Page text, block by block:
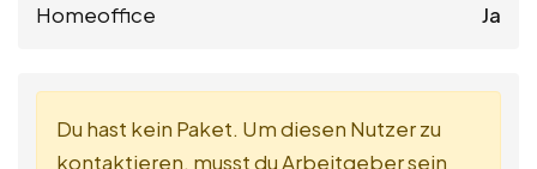
Homeoffice Ja
Du hast kein Paket. Um diesen Nutzer zu
kontaktieren, musst du Arbeitgeber sein